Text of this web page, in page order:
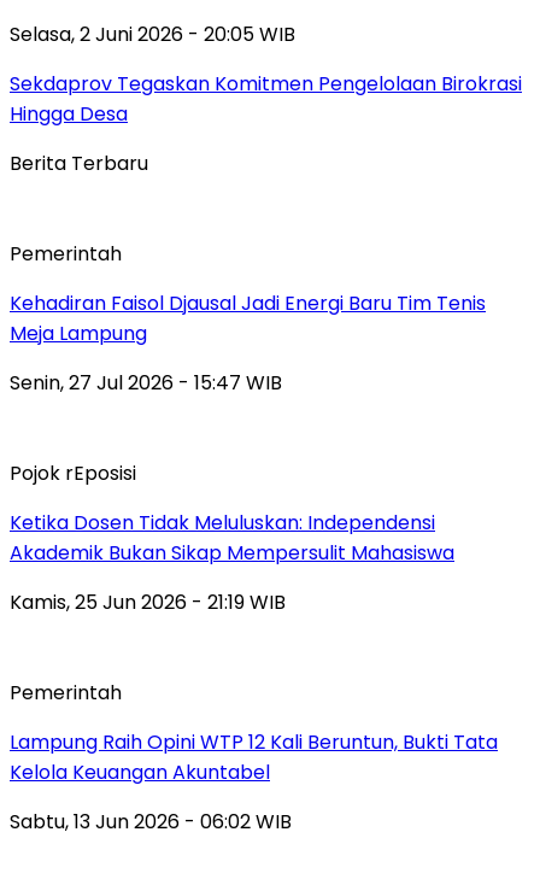
Selasa, 2 Juni 2026 - 20:05 WIB
Sekdaprov Tegaskan Komitmen Pengelolaan Birokrasi
Hingga Desa
Berita Terbaru
Pemerintah
Kehadiran Faisol Djausal Jadi Energi Baru Tim Tenis
Meja Lampung
Senin, 27 Jul 2026 - 15:47 WIB
Pojok rEposisi
Ketika Dosen Tidak Meluluskan: Independensi
Akademik Bukan Sikap Mempersulit Mahasiswa
Kamis, 25 Jun 2026 - 21:19 WIB
Pemerintah
Lampung Raih Opini WTP 12 Kali Beruntun, Bukti Tata
Kelola Keuangan Akuntabel
Sabtu, 13 Jun 2026 - 06:02 WIB